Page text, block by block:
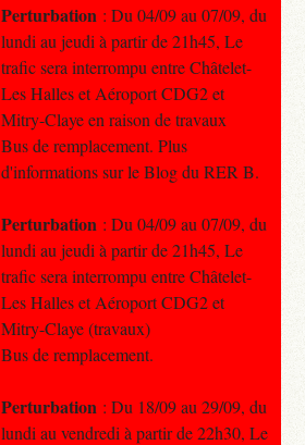
Perturbation : Du 04/09 au 07/09, du
lundi au jeudi à partir de 21h45, Le
trafic sera interrompu entre Châtelet-
Les Halles et Aéroport CDG2 et
Mitry-Claye en raison de travaux
Bus de remplacement. Plus
d'informations sur le Blog du RER B.
Perturbation : Du 04/09 au 07/09, du
lundi au jeudi à partir de 21h45, Le
trafic sera interrompu entre Châtelet-
Les Halles et Aéroport CDG2 et
Mitry-Claye (travaux)
Bus de remplacement.
Perturbation : Du 18/09 au 29/09, du
lundi au vendredi à partir de 22h30, Le